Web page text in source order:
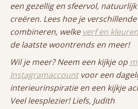
een gezellig en sfeervol,
creëren. Lees hoe je
combineren, welke verf en
de laatste woontrends en meer!
Wil je meer? Neem een kijkje op
Instagramaccountvoor een
interieurinspiratie en een kijkje
Veel leesplezier! Liefs, Judith